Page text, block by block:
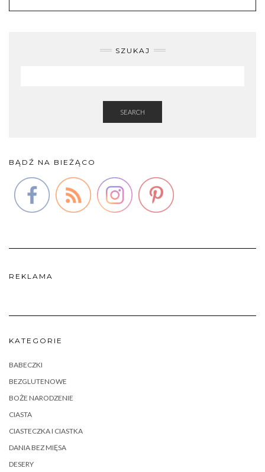
SZUKAJ
SEARCH
BĄDŹ NA BIEŻĄCO
REKLAMA
KATEGORIE
BABECZKI
BEZGLUTENOWE
BOŻE NARODZENIE
CIASTA
CIASTECZKA I CIASTKA
DANIA BEZ MIĘSA
DESERY